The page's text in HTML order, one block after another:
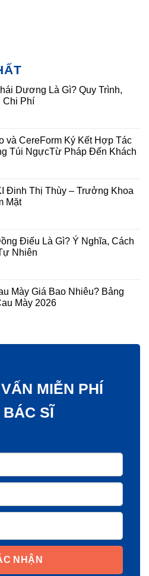
Dương Là Gì? Quy Trình,
Chi Phí
và CereForm Ký Kết Hợp Tác
Túi NgựcTừ Pháp Đến Khách
Đinh Thị Thùy – Trưởng Khoa
Mặt
Điếu Là Gì? Ý Nghĩa, Cách
Nhiên
Mày Giá Bao Nhiêu? Bảng
Mày 2026
MIỄN PHÍ
SĨ
NHẬN